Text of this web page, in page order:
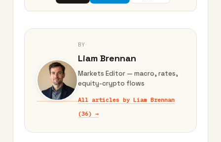
BY
Liam Brennan
Markets Editor — macro, rates,
equity-crypto flows
All articles by Liam Brennan
(36) →